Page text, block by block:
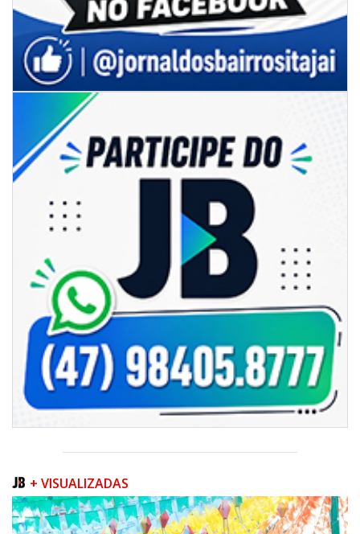
06/08/2026 | 07:00
Secretaria de Cultura retoma oficinas culturais com diversas
modalidades para a comunidade
BALNEÁRIO CAMBORIÚ
+ VISUALIZADAS